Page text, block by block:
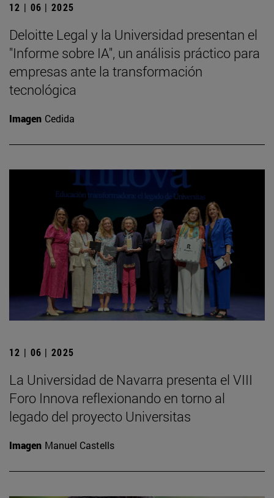
12 | 06 | 2025
Deloitte Legal y la Universidad presentan el
"Informe sobre IA", un análisis práctico para
empresas ante la transformación
tecnológica
Imagen Cedida
12 | 06 | 2025
La Universidad de Navarra presenta el VIII
Foro Innova reflexionando en torno al
legado del proyecto Universitas
Imagen Manuel Castells